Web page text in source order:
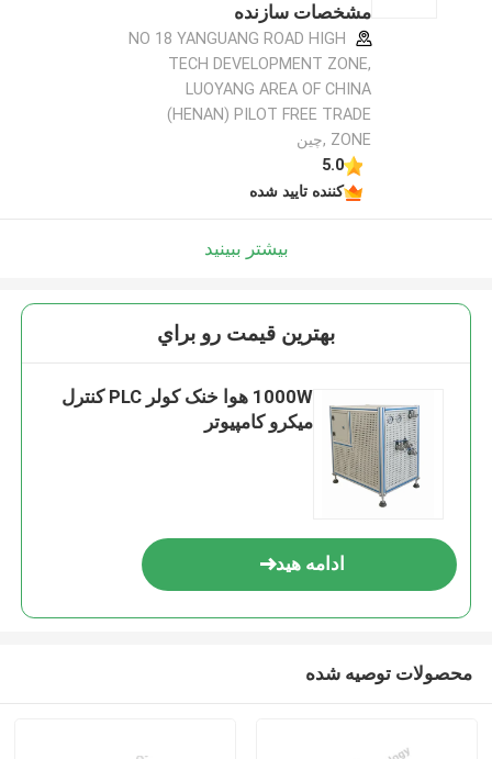
مشخصات سازنده
NO 18 YANGUANG ROAD HIGH
TECH DEVELOPMENT ZONE,
LUOYANG AREA OF CHINA
(HENAN) PILOT FREE TRADE
ZONE ,چین
5.0
کننده تایید شده
بیشتر ببینید
بهترين قيمت رو براي
1000W هوا خنک کولر PLC کنترل
میکرو کامپیوتر
ادامه هید
محصولات توصیه شده